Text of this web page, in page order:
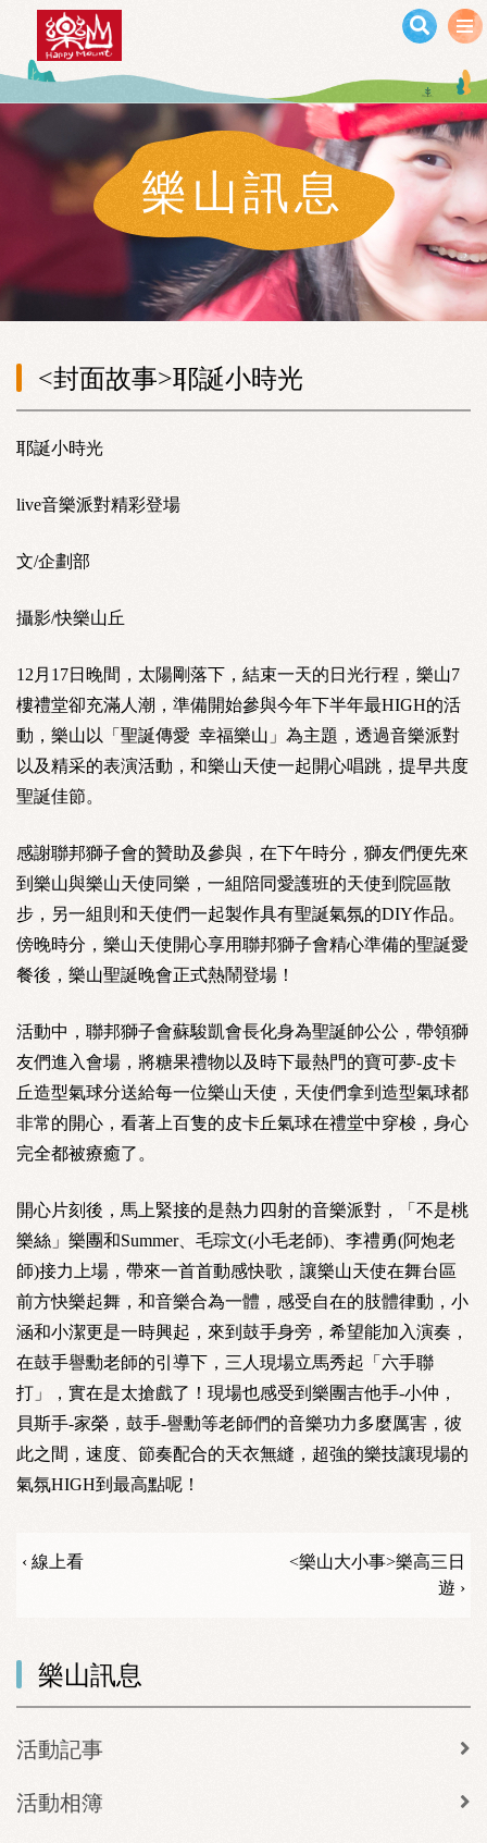
移至主內容
樂山訊息
<封面故事>耶誕小時光
耶誕小時光
live音樂派對精彩登場
文/企劃部
攝影/快樂山丘
12月17日晚間，太陽剛落下，結束一天的日光行程，樂山7
樓禮堂卻充滿人潮，準備開始參與今年下半年最HIGH的活
動，樂山以「聖誕傳愛 幸福樂山」為主題，透過音樂派對
以及精采的表演活動，和樂山天使一起開心唱跳，提早共度
聖誕佳節。
感謝聯邦獅子會的贊助及參與，在下午時分，獅友們便先來
到樂山與樂山天使同樂，一組陪同愛護班的天使到院區散
步，另一組則和天使們一起製作具有聖誕氣氛的DIY作品。
傍晚時分，樂山天使開心享用聯邦獅子會精心準備的聖誕愛
餐後，樂山聖誕晚會正式熱鬧登場！
活動中，聯邦獅子會蘇駿凱會長化身為聖誕帥公公，帶領獅
友們進入會場，將糖果禮物以及時下最熱門的寶可夢-皮卡
丘造型氣球分送給每一位樂山天使，天使們拿到造型氣球都
非常的開心，看著上百隻的皮卡丘氣球在禮堂中穿梭，身心
完全都被療癒了。
開心片刻後，馬上緊接的是熱力四射的音樂派對，「不是桃
樂絲」樂團和Summer、毛琮文(小毛老師)、李禮勇(阿炮老
師)接力上場，帶來一首首動感快歌，讓樂山天使在舞台區
前方快樂起舞，和音樂合為一體，感受自在的肢體律動，小
涵和小潔更是一時興起，來到鼓手身旁，希望能加入演奏，
在鼓手譽勳老師的引導下，三人現場立馬秀起「六手聯
打」，實在是太搶戲了！現場也感受到樂團吉他手-小仲，
貝斯手-家榮，鼓手-譽勳等老師們的音樂功力多麼厲害，彼
此之間，速度、節奏配合的天衣無縫，超強的樂技讓現場的
氣氛HIGH到最高點呢！
‹ 線上看
<樂山大小事>樂高三日
遊 ›
樂山訊息
活動記事
活動相簿